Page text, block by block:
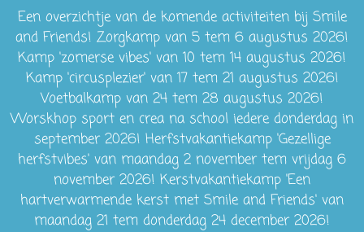
Ga
direct
naar
hoofdinhoud
Een overzichtje van de komende activiteiten bij Smile
and Friends! Zorgkamp van 5 tem 6 augustus 2026!
Kamp 'zomerse vibes' van 10 tem 14 augustus 2026!
Kamp 'circusplezier' van 17 tem 21 augustus 2026!
Voetbalkamp van 24 tem 28 augustus 2026!
Worskhop sport en crea na school iedere donderdag in
september 2026! Herfstvakantiekamp 'Gezellige
herfstvibes' van maandag 2 november tem vrijdag 6
november 2026! Kerstvakantiekamp 'Een
hartverwarmende kerst met Smile and Friends' van
maandag 21 tem donderdag 24 december 2026!